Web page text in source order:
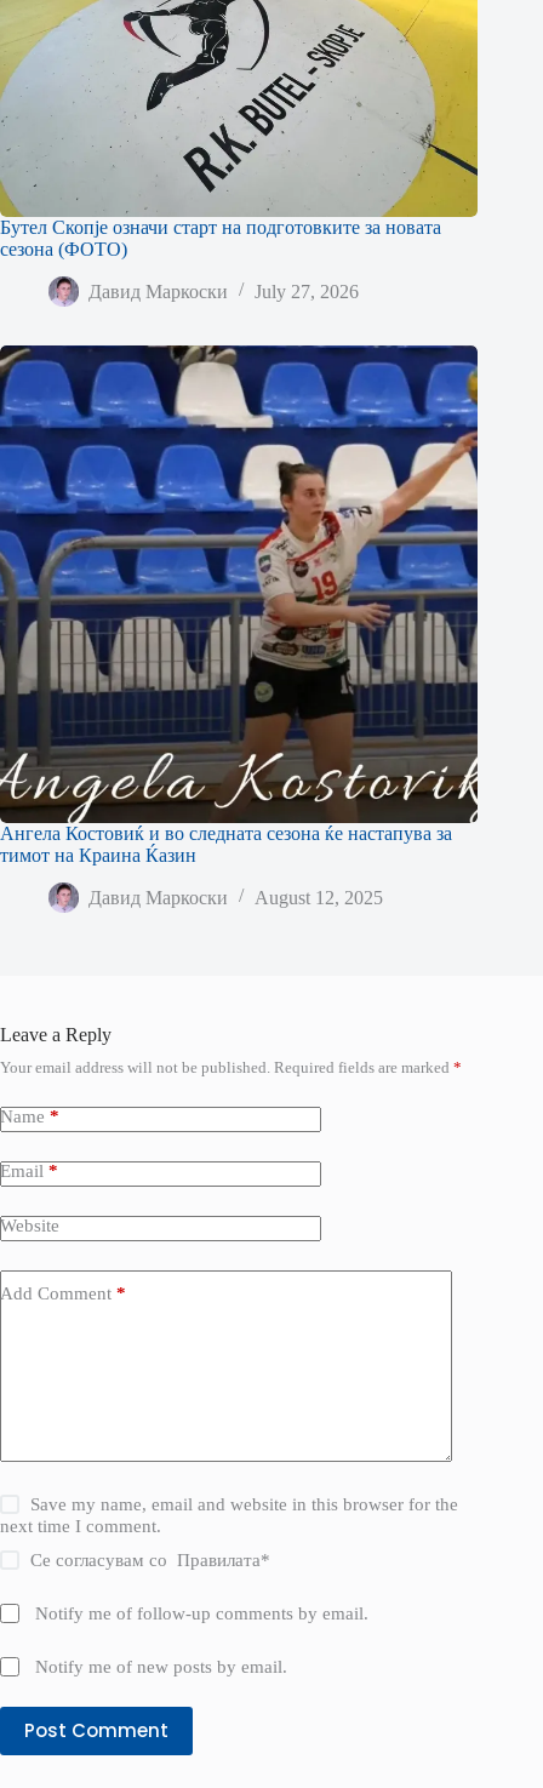
Бутел Скопје означи старт на подготовките за новата
сезона (ФОТО)
Давид Маркоски July 27, 2026
Ангела Костовиќ и во следната сезона ќе настапува за
тимот на Краина Ќазин
Давид Маркоски August 12, 2025
Leave a Reply
Your email address will not be published. Required fields are marked *
Name *
Email *
Website
Add Comment *
Save my name, email and website in this browser for the
next time I comment.
Се согласувам соПравилата*
Notify me of follow-up comments by email.
Notify me of new posts by email.
Post Comment